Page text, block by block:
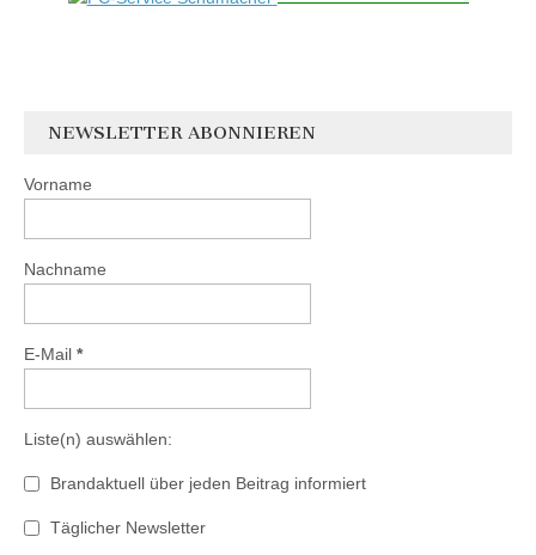
NEWSLETTER ABONNIEREN
Vorname
Nachname
E-Mail *
Liste(n) auswählen:
Brandaktuell über jeden Beitrag informiert
Täglicher Newsletter